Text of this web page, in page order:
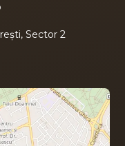
Sector 2